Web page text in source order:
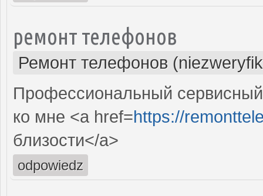
ремонт телефонов
Ремонт телефонов
Профессиональный
ко мне <a href=https://
близости</a>
odpowiedz